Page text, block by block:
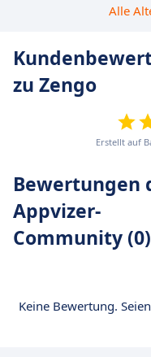
Alle
zu Zengo
Erstellt auf
Bewertungen
Appvizer-
Community (0)
Keine Bewertung.